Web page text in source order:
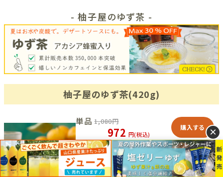
- 柚子屋のゆず茶 -
柚子屋のゆず茶(420g)
単品 1,080円
972 円(税込)
購入する
6本 6,480 円
5,184 円(税込)
購入する
×